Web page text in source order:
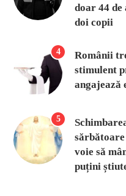
doar 44 de
doi copii
4
Românii
stimulent
angajează
5
voie să
puțini